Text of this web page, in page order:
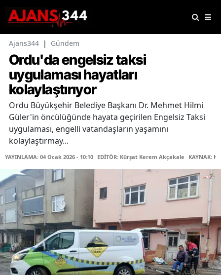
Ajans344 | Gündem
Ordu'da engelsiz taksi
uygulaması hayatları
kolaylaştırıyor
Ordu Büyükşehir Belediye Başkanı Dr. Mehmet Hilmi
Güler'in öncülüğünde hayata geçirilen Engelsiz Taksi
uygulaması, engelli vatandaşların yaşamını
kolaylaştırmay...
YAYINLAMA: 04 Ocak 2026 - 10:10 EDİTÖR: Kürşat Kerem Akçakale KAYNAK: